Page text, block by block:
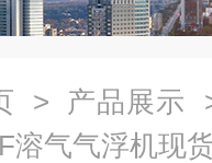
> 产品展示
溶气气浮机现